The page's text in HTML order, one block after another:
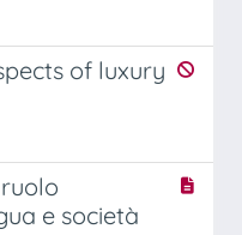
of luxury
e società